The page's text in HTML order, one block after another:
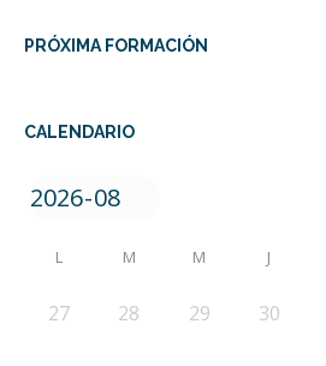
PRÓXIMA FORMACIÓN
CALENDARIO
L M M J
27 28 29 30